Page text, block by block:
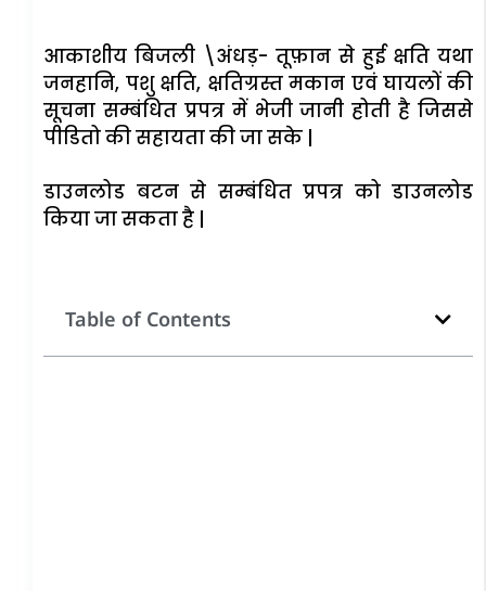
आकाशीय बिजली \अंधड़- तूफ़ान से हुई क्षति यथा
जनहानि, पशु क्षति, क्षतिग्रस्त मकान एवं घायलों की
सूचना सम्बंधित प्रपत्र में भेजी जानी होती है जिससे
पीडितो की सहायता की जा सके |
डाउनलोड बटन से सम्बंधित प्रपत्र को डाउनलोड
किया जा सकता है |
Table of Contents